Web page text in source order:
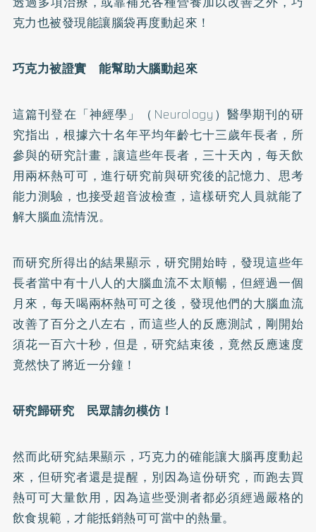
克力也被發現能讓腦袋再度動起來！
巧克力被證實 能幫助大腦動起來
這篇刊登在「神經學」（Neurology）醫學期刊的研
究指出，根據六十名年平均年齡七十三歲年長者，所
參與的研究計畫，讓這些年長者，三十天內，每天飲
用兩杯熱可可，進行研究前與研究後的記憶力、思考
能力測驗，也接受超音波檢查，這樣研究人員就能了
解大腦血流情況。
而研究所得出的結果顯示，研究開始時，發現這些年
長者當中有十八人的大腦血流不太順暢，但經過一個
月來，每天喝兩杯熱可可之後，發現他們的大腦血流
改善了百分之八左右，而這些人的反應測試，剛開始
須花一百六十秒，但是，研究結束後，竟然反應速度
竟然快了將近一分鐘！
研究歸研究 民眾請勿模仿！
然而此研究結果顯示，巧克力的確能讓大腦再度動起
來，但研究者還是提醒，別因為這份研究，而跑去買
熱可可大量飲用，因為這些受測者都必須經過嚴格的
飲食規範，才能抵銷熱可可當中的熱量。